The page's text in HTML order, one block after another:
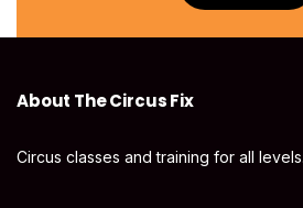
About The Circus Fix
Circus classes and training for all levels.